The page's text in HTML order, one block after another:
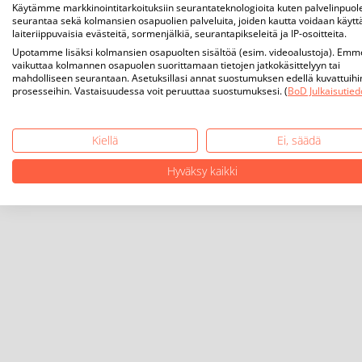
Käytämme markkinointitarkoituksiin seurantateknologioita kuten
seurantaa sekä kolmansien osapuolien palveluita, joiden kautta voidaan
laiteriippuvaisia evästeitä, sormenjälkiä, seurantapikseleitä ja IP-osoitteita.
Upotamme lisäksi kolmansien osapuolten sisältöä (esim. videoalustoja).
vaikuttaa kolmannen osapuolen suorittamaan tietojen jatkokäsittelyyn tai
mahdolliseen seurantaan. Asetuksillasi annat suostumuksen edellä
prosesseihin. Vastaisuudessa voit peruuttaa suostumuksesi. (BoD
Kiellä
Ei, säädä
Hyväksy kaikki